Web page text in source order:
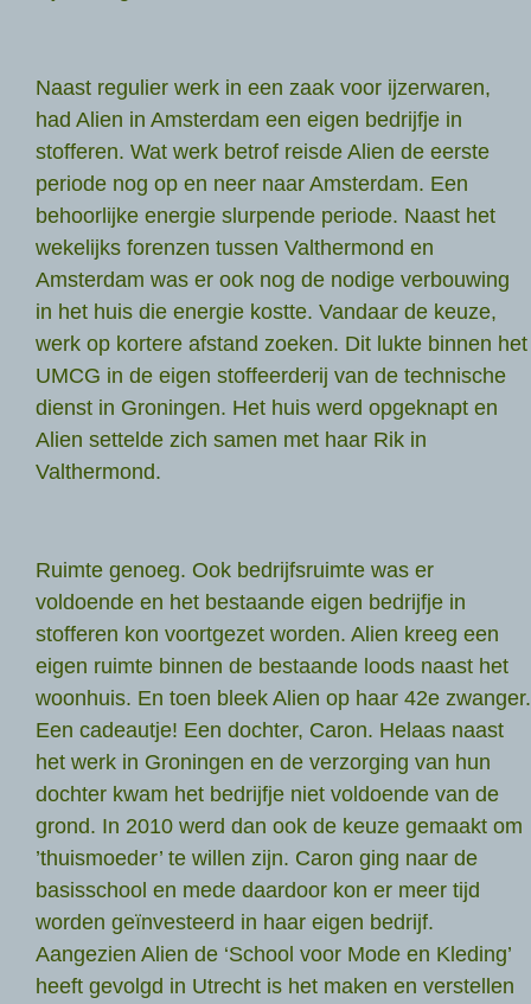
Naast regulier werk in een zaak voor ijzerwaren,
had Alien in Amsterdam een eigen bedrijfje in
stofferen. Wat werk betrof reisde Alien de eerste
periode nog op en neer naar Amsterdam. Een
behoorlijke energie slurpende periode. Naast het
wekelijks forenzen tussen Valthermond en
Amsterdam was er ook nog de nodige verbouwing
in het huis die energie kostte. Vandaar de keuze,
werk op kortere afstand zoeken. Dit lukte binnen het
UMCG in de eigen stoffeerderij van de technische
dienst in Groningen. Het huis werd opgeknapt en
Alien settelde zich samen met haar Rik in
Valthermond.
Ruimte genoeg. Ook bedrijfsruimte was er
voldoende en het bestaande eigen bedrijfje in
stofferen kon voortgezet worden. Alien kreeg een
eigen ruimte binnen de bestaande loods naast het
woonhuis. En toen bleek Alien op haar 42e zwanger.
Een cadeautje! Een dochter, Caron. Helaas naast
het werk in Groningen en de verzorging van hun
dochter kwam het bedrijfje niet voldoende van de
grond. In 2010 werd dan ook de keuze gemaakt om
’thuismoeder’ te willen zijn. Caron ging naar de
basisschool en mede daardoor kon er meer tijd
worden geïnvesteerd in haar eigen bedrijf.
Aangezien Alien de ‘School voor Mode en Kleding’
heeft gevolgd in Utrecht is het maken en verstellen